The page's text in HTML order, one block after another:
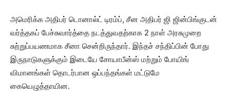
அமெரிக்க அதிபர் டொனால்ட் டிரம்ப், சீன அதிபர் ஜி ஜின்பிங்குடன்
வர்த்தகப் பேச்சுவார்த்தை நடத்துவதற்காக 2 நாள் அரசுமுறை
சுற்றுப்பயணமாக சீனா சென்றிருந்தார். இந்தச் சந்திப்பின் போது
இருநாடுகளுக்கும் இடையே சோயாபீன்ஸ் மற்றும் போயிங்
விமானங்கள் தொடர்பான ஒப்பந்தங்கள் மட்டுமே
கையெழுத்தாயின.